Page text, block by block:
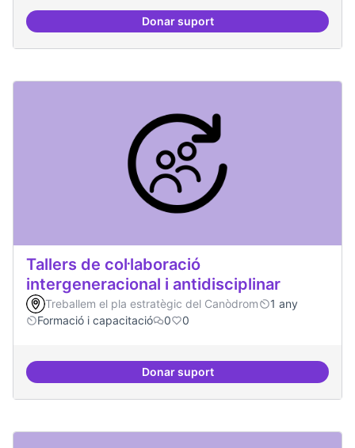
Donar suportCol·laboració amb Torre
Tallers de col·laboració
intergeneracional i antidisciplinar
Treballem el pla estratègic del Canòdrom
1 any
Formació i capacitació
0 0
Donar suportTallers de col·laboració